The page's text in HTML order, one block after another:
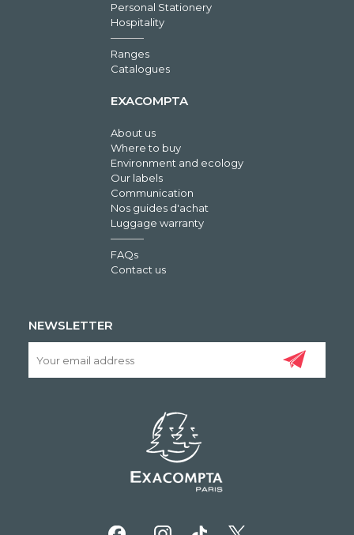
Personal Stationery
Hospitality
Ranges
Catalogues
EXACOMPTA
About us
Where to buy
Environment and ecology
Our labels
Communication
Nos guides d'achat
Luggage warranty
FAQs
Contact us
NEWSLETTER